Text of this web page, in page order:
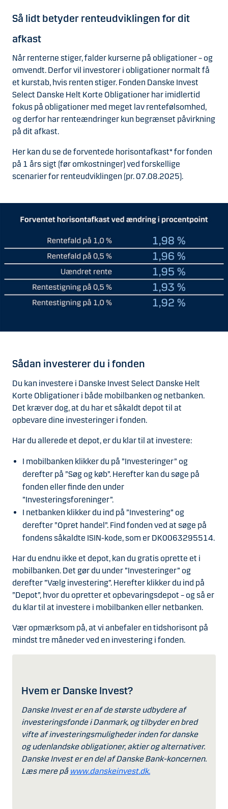
Så lidt betyder renteudviklingen for dit
afkast
Når renterne stiger, falder kurserne på obligationer – og
omvendt. Derfor vil investorer i obligationer normalt få
et kurstab, hvis renten stiger. Fonden Danske Invest
Select Danske Helt Korte Obligationer har imidlertid
fokus på obligationer med meget lav rentefølsomhed,
og derfor har renteændringer kun begrænset påvirkning
på dit afkast.
Her kan du se de forventede horisontafkast* for fonden
på 1 års sigt (før omkostninger) ved forskellige
scenarier for renteudviklingen (pr. 07.08.2025).
Sådan investerer du i fonden
Du kan investere i Danske Invest Select Danske Helt
Korte Obligationer i både mobilbanken og netbanken.
Det kræver dog, at du har et såkaldt depot til at
opbevare dine investeringer i fonden.
Har du allerede et depot, er du klar til at investere:
I mobilbanken klikker du på ”Investeringer” og
derefter på ”Søg og køb”. Herefter kan du søge på
fonden eller finde den under
”Investeringsforeninger”.
I netbanken klikker du ind på ”Investering” og
derefter ”Opret handel”. Find fonden ved at søge på
fondens såkaldte ISIN-kode, som er DK0063295514.
Har du endnu ikke et depot, kan du gratis oprette et i
mobilbanken. Det gør du under ”Investeringer” og
derefter ”Vælg investering”. Herefter klikker du ind på
”Depot”, hvor du opretter et opbevaringsdepot – og så er
du klar til at investere i mobilbanken eller netbanken.
Vær opmærksom på, at vi anbefaler en tidshorisont på
mindst tre måneder ved en investering i fonden.
Hvem er Danske Invest?
Danske Invest er en af de største udbydere af
investeringsfonde i Danmark, og tilbyder en bred
vifte af investeringsmuligheder inden for danske
og udenlandske obligationer, aktier og alternativer.
Danske Invest er en del af Danske Bank-koncernen.
Læs mere på www.danskeinvest.dk.